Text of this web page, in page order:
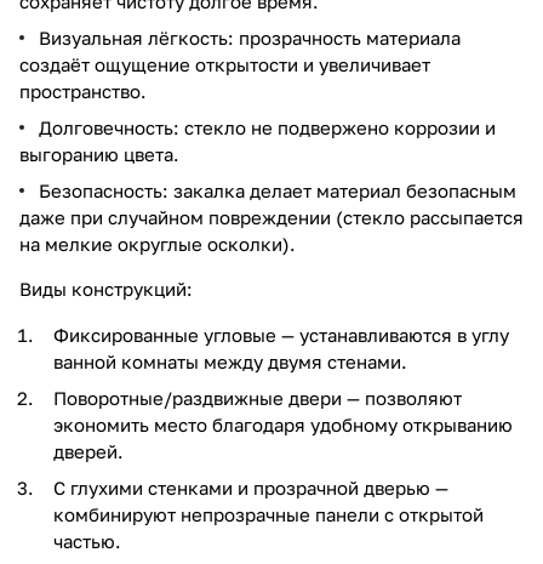
Визуальная лёгкость: прозрачность материала
создаёт ощущение открытости и увеличивает
пространство.
Долговечность: стекло не подвержено коррозии и
выгоранию цвета.
Безопасность: закалка делает материал безопасным
даже при случайном повреждении (стекло рассыпается
на мелкие округлые осколки).
Виды конструкций:
Фиксированные угловые — устанавливаются в углу
ванной комнаты между двумя стенами.
Поворотные/раздвижные двери — позволяют
экономить место благодаря удобному открыванию
дверей.
С глухими стенками и прозрачной дверью —
комбинируют непрозрачные панели с открытой
частью.